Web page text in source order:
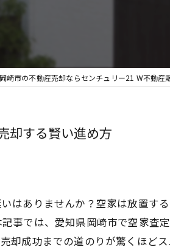
崎市の不動産売却ならセンチュリー21 W不動産
却する賢い進め方
はありませんか？空家は放置す
事では、愛知県岡崎市で空家査
却成功までの道のりが驚くほど